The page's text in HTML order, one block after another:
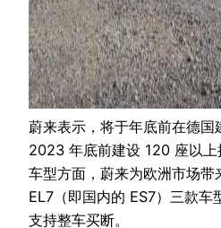
蔚来表示，将于年底前在德国
2023 年底前建设 120 座以上
车型方面，蔚来为欧洲市场
EL7（即国内的 ES7）三款车
支持整车买断。